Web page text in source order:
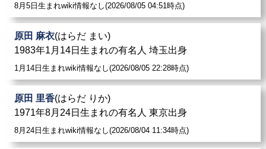
8月5日生まれwiki情報なし(2026/08/05 04:51時点)
原田 麻衣(はらだ まい)
1983年1月14日生まれの有名人 埼玉出身
1月14日生まれwiki情報なし(2026/08/05 22:28時点)
原田 里香(はらだ りか)
1971年8月24日生まれの有名人 東京出身
8月24日生まれwiki情報なし(2026/08/04 11:34時点)